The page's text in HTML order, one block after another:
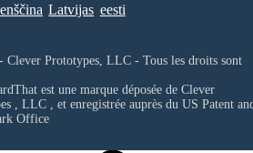
Latvijas eesti
Clever Prototypes, LLC - Tous les droits sont
est une marque déposée de Clever
, LLC, et enregistrée auprès du US Patent
Office